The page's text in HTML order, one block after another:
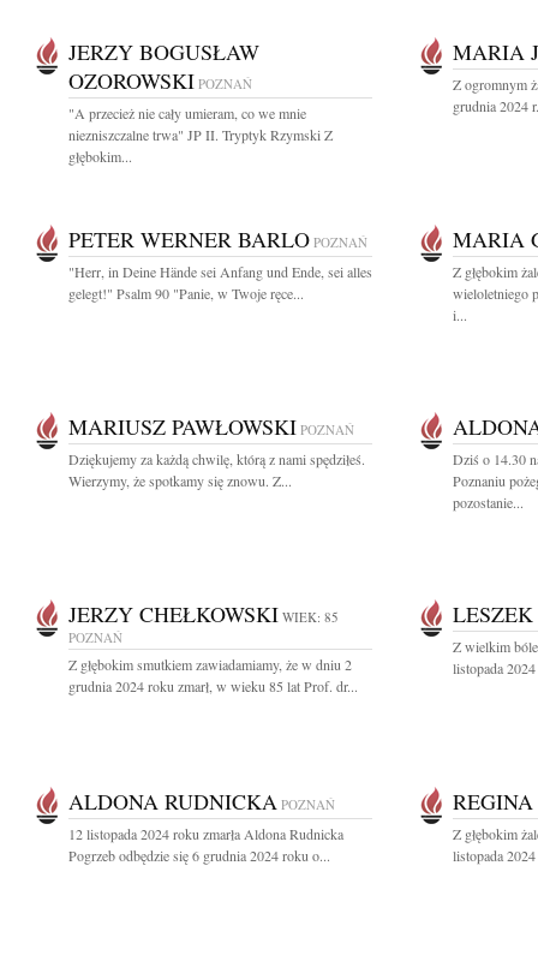
JERZY BOGUSŁAW
OZOROWSKI POZNAŃ
"A przecież nie cały umieram, co we mnie
niezniszczalne trwa" JP II. Tryptyk Rzymski Z
głębokim...
MARIA
Z ogromnym
grudnia 2024
PETER WERNER BARLO POZNAŃ
"Herr, in Deine Hände sei Anfang und Ende, sei alles
gelegt!" Psalm 90 "Panie, w Twoje ręce...
MARIA
Z głębokim
wieloletniego
i...
MARIUSZ PAWŁOWSKI POZNAŃ
Dziękujemy za każdą chwilę, którą z nami spędziłeś.
Wierzymy, że spotkamy się znowu. Z...
Dziś o 14.30
Poznaniu
pozostanie...
JERZY CHEŁKOWSKI WIEK: 85
POZNAŃ
Z głębokim smutkiem zawiadamiamy, że w dniu 2
grudnia 2024 roku zmarł, w wieku 85 lat Prof. dr...
Z wielkim
listopada
ALDONA RUDNICKA POZNAŃ
12 listopada 2024 roku zmarła Aldona Rudnicka
Pogrzeb odbędzie się 6 grudnia 2024 roku o...
Z głębokim
listopada